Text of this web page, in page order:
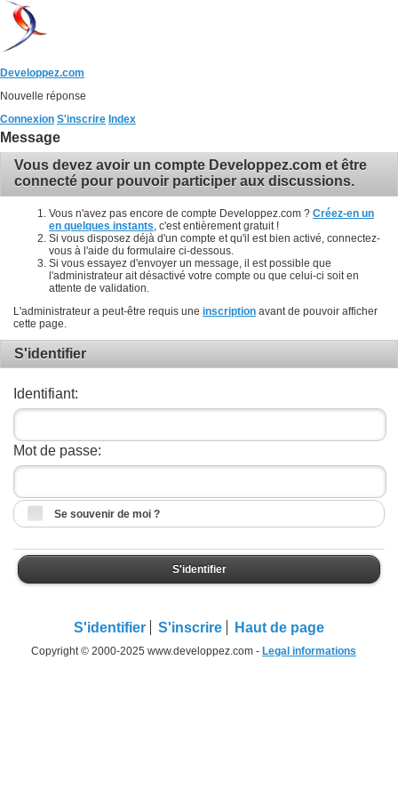
Developpez.com
Nouvelle réponse
Connexion S'inscrire Index
Message
Vous devez avoir un compte Developpez.com et être
connecté pour pouvoir participer aux discussions.
Vous n'avez pas encore de compte Developpez.com ? Créez-en un
en quelques instants , c'est entièrement gratuit !
Si vous disposez déjà d'un compte et qu'il est bien activé, connectez-
vous à l'aide du formulaire ci-dessous.
Si vous essayez d'envoyer un message, il est possible que
l'administrateur ait désactivé votre compte ou que celui-ci soit en
attente de validation.
L'administrateur a peut-être requis une inscription avant de pouvoir afficher
cette page.
S'identifier
Identifiant:
Mot de passe:
Se souvenir de moi ?
S'identifier
S'identifier S'inscrire Haut de page
Copyright © 2000-2025 www.developpez.com - Legal informations